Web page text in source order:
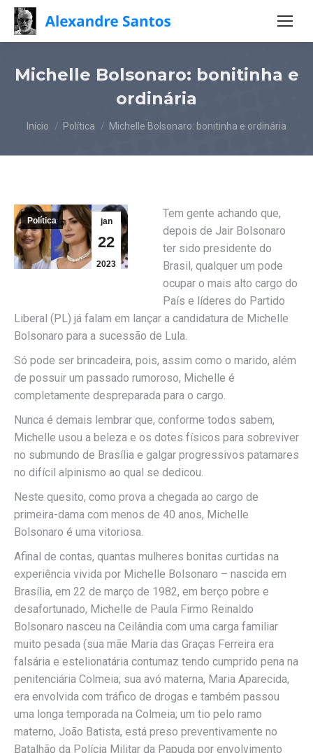
Michelle Bolsonaro: bonitinha e
ordinária
Você está aqui:
Início Política Michelle Bolsonaro: bonitinha e ordinária
jan
22
2023
Política
Tem gente achando que,
depois de Jair Bolsonaro
ter sido presidente do
Brasil, qualquer um pode
ocupar o mais alto cargo do
País e líderes do Partido
Liberal (PL) já falam em lançar a candidatura de Michelle
Bolsonaro para a sucessão de Lula.
Só pode ser brincadeira, pois, assim como o marido, além
de possuir um passado rumoroso, Michelle é
completamente despreparada para o cargo.
Nunca é demais lembrar que, conforme todos sabem,
Michelle usou a beleza e os dotes físicos para sobreviver
no submundo de Brasília e galgar progressivos patamares
no difícil alpinismo ao qual se dedicou.
Neste quesito, como prova a chegada ao cargo de
primeira-dama com menos de 40 anos, Michelle
Bolsonaro é uma vitoriosa.
Afinal de contas, quantas mulheres bonitas curtidas na
experiência vivida por Michelle Bolsonaro – nascida em
Brasília, em 22 de março de 1982, em berço pobre e
desafortunado, Michelle de Paula Firmo Reinaldo
Bolsonaro nasceu na Ceilândia com uma carga familiar
muito pesada (sua mãe Maria das Graças Ferreira era
falsária e estelionatária contumaz tendo cumprido pena na
penitenciária Colmeia; sua avó materna, Maria Aparecida,
era envolvida com tráfico de drogas e também passou
uma longa temporada na Colmeia; um tio pelo ramo
materno, João Batista, está preso preventivamente no
Batalhão da Polícia Militar da Papuda por envolvimento